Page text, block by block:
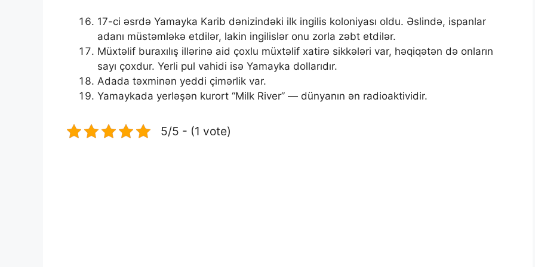
17-ci əsrdə Yamayka Karib dənizindəki ilk ingilis koloniyası oldu. Əslində, ispanlar
adanı müstəmləkə etdilər, lakin ingilislər onu zorla zəbt etdilər.
Müxtəlif buraxılış illərinə aid çoxlu müxtəlif xatirə sikkələri var, həqiqətən də onların
sayı çoxdur. Yerli pul vahidi isə Yamayka dollarıdır.
Adada təxminən yeddi çimərlik var.
Yamaykada yerləşən kurort “Milk River” — dünyanın ən radioaktividir.
5/5 - (1 vote)